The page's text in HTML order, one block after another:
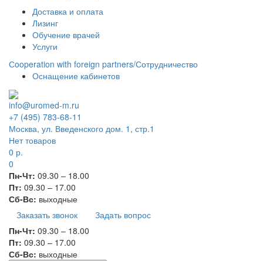
Доставка и оплата
Лизинг
Обучение врачей
Услуги
Сooperation with foreign partners/Сотрудничество
Оснащение кабинетов
info@uromed-m.ru
+7 (495) 783-68-11
Москва, ул. Введенского дом. 1, стр.1
Нет товаров
0 р.
0
Пн-Чт: 09.30 – 18.00
Пт: 09.30 – 17.00
Сб-Вс: выходные
Заказать звонок
Задать вопрос
Пн-Чт: 09.30 – 18.00
Пт: 09.30 – 17.00
Сб-Вс: выходные